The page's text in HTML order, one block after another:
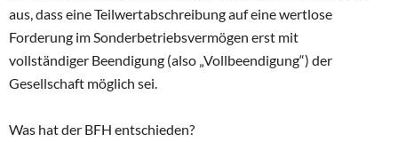
aus, dass eine Teilwertabschreibung auf eine wertlose
Forderung im Sonderbetriebsvermögen erst mit
vollständiger Beendigung (also „Vollbeendigung“) der
Gesellschaft möglich sei.
Was hat der BFH entschieden?